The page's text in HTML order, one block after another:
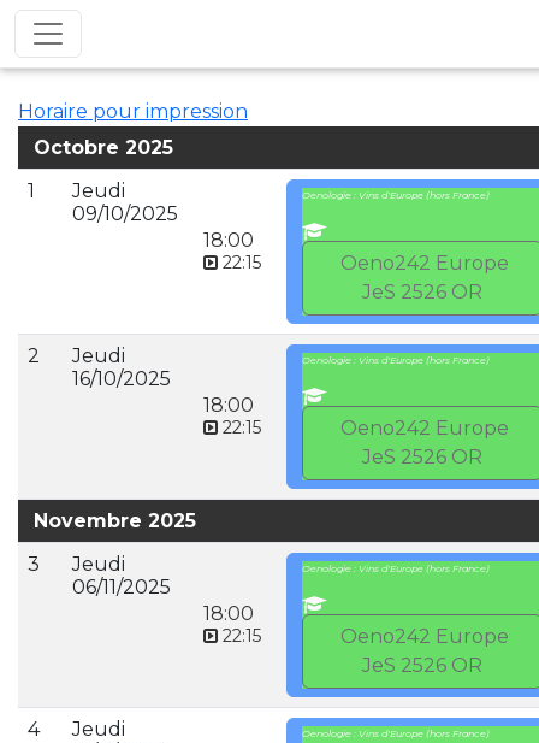
Horaire pour impression
Octobre 2025
1
Jeudi
09/10/2025
18:00
22:15
Oenologie : Vins d'Europe (hors France)
Oeno242 Europe
JeS 2526 OR
2
Jeudi
16/10/2025
18:00
22:15
Oenologie : Vins d'Europe (hors France)
Oeno242 Europe
JeS 2526 OR
Novembre 2025
3
Jeudi
06/11/2025
18:00
22:15
Oenologie : Vins d'Europe (hors France)
Oeno242 Europe
JeS 2526 OR
4
Jeudi
Oenologie : Vins d'Europe (hors France)